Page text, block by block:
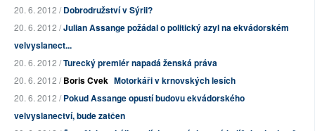
20. 6. 2012 /Dobrodružství v Sýrii?
20. 6. 2012 /Julian Assange požádal o politický azyl na ekvádorském
velvyslanect...
20. 6. 2012 /Turecký premiér napadá ženská práva
20. 6. 2012 /Boris Cvek Motorkáři v krnovských lesích
20. 6. 2012 /Pokud Assange opustí budovu ekvádorského
velvyslanectví, bude zatčen